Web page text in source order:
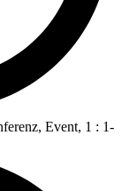
Event, 1 : 1-